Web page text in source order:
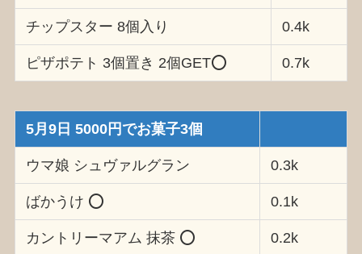
チップスター 8個入り 0.4k
ピザポテト 3個置き 2個GET⭕️ 0.7k
5月9日 5000円でお菓子3個
ウマ娘 シュヴァルグラン 0.3k
ばかうけ ⭕️ 0.1k
カントリーマアム 抹茶 ⭕️ 0.2k